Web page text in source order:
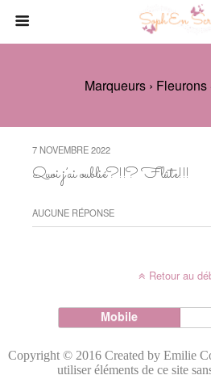
Marqueurs ›
7 NOVEMBRE 2022
Quoi j’ai oublié?!!? Flûte!!!
AUCUNE RÉPONSE
Retour au
Mobile
Copyright © 2016 Created by Emilie
utiliser éléments de ce site